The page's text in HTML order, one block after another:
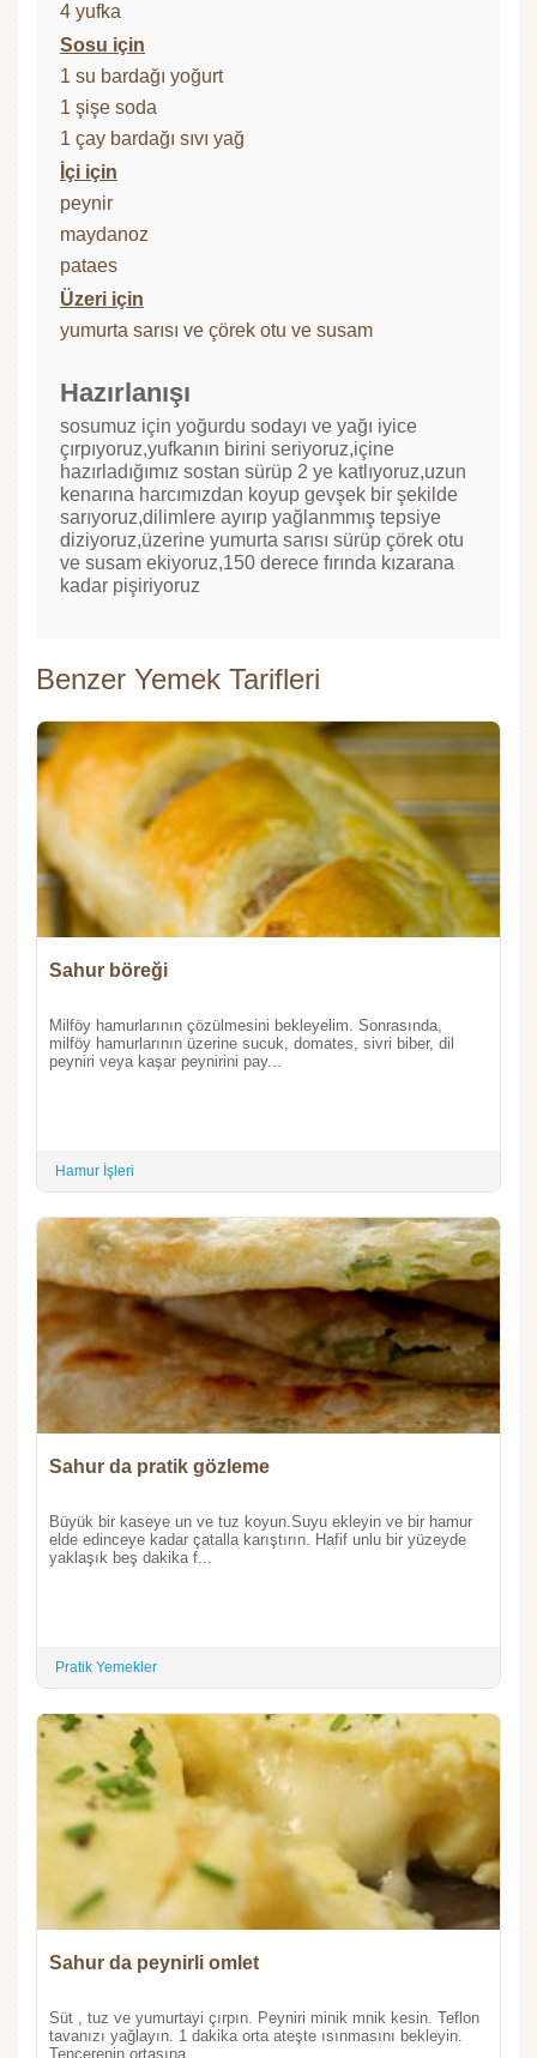
4 yufka
Sosu için
1 su bardağı yoğurt
1 şişe soda
1 çay bardağı sıvı yağ
İçi için
peynir
maydanoz
pataes
Üzeri için
yumurta sarısı ve çörek otu ve susam
Hazırlanışı
sosumuz için yoğurdu sodayı ve yağı iyice
çırpıyoruz,yufkanın birini seriyoruz,içine
hazırladığımız sostan sürüp 2 ye katlıyoruz,uzun
kenarına harcımızdan koyup gevşek bir şekilde
sarıyoruz,dilimlere ayırıp yağlanmmış tepsiye
diziyoruz,üzerine yumurta sarısı sürüp çörek otu
ve susam ekiyoruz,150 derece fırında kızarana
kadar pişiriyoruz
Benzer Yemek Tarifleri
Sahur böreği
Milföy hamurlarının çözülmesini bekleyelim. Sonrasında,
milföy hamurlarının üzerine sucuk, domates, sivri biber, dil
peyniri veya kaşar peynirini pay...
Hamur İşleri
Sahur da pratik gözleme
Büyük bir kaseye un ve tuz koyun.Suyu ekleyin ve bir hamur
elde edinceye kadar çatalla karıştırın. Hafif unlu bir yüzeyde
yaklaşık beş dakika f...
Pratik Yemekler
Sahur da peynirli omlet
Süt , tuz ve yumurtayi çırpın. Peyniri minik mnik kesin. Teflon
tavanızı yağlayın. 1 dakika orta ateşte ısınmasını bekleyin.
Tencerenin ortasına ...